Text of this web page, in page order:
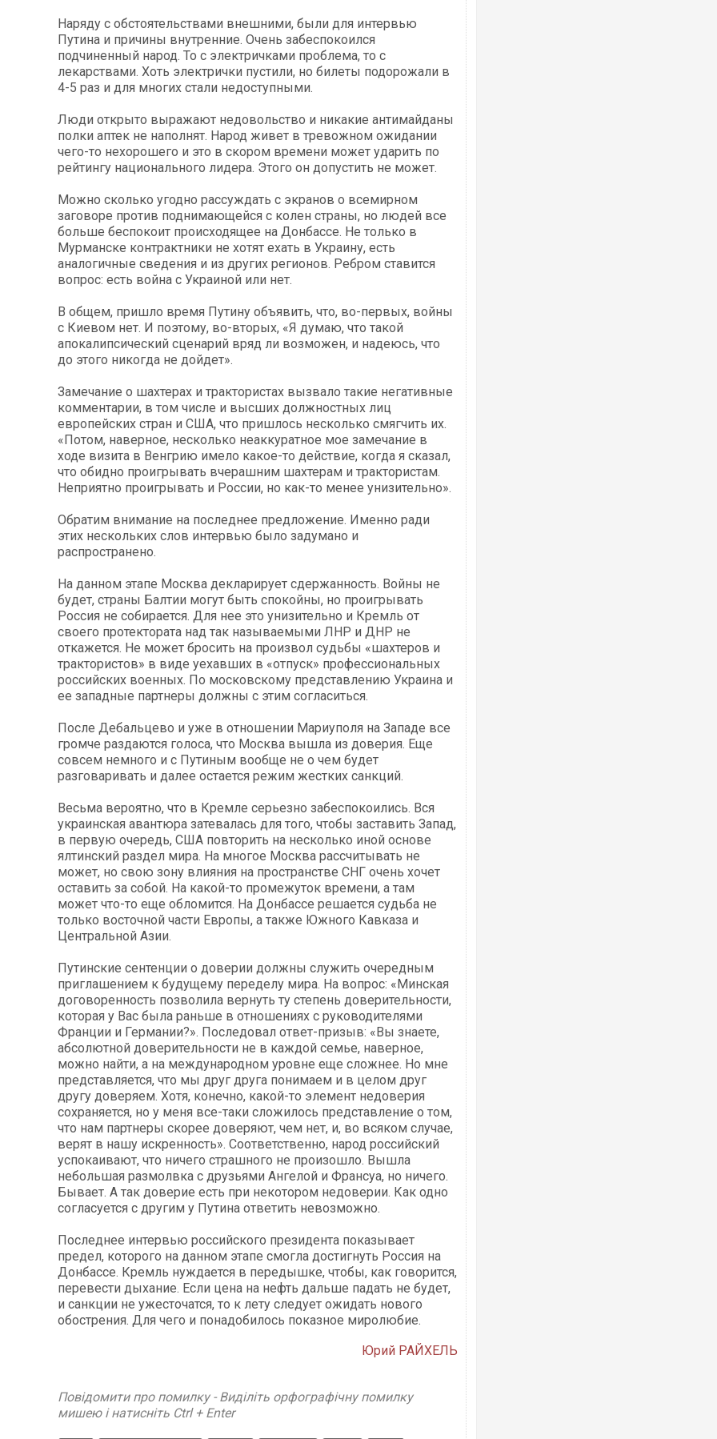
Наряду с обстоятельствами внешними, были для интервью
Путина и причины внутренние. Очень забеспокоился
подчиненный народ. То с электричками проблема, то с
лекарствами. Хоть электрички пустили, но билеты подорожали в
4-5 раз и для многих стали недоступными.
Люди открыто выражают недовольство и никакие антимайданы
полки аптек не наполнят. Народ живет в тревожном ожидании
чего-то нехорошего и это в скором времени может ударить по
рейтингу национального лидера. Этого он допустить не может.
Можно сколько угодно рассуждать с экранов о всемирном
заговоре против поднимающейся с колен страны, но людей все
больше беспокоит происходящее на Донбассе. Не только в
Мурманске контрактники не хотят ехать в Украину, есть
аналогичные сведения и из других регионов. Ребром ставится
вопрос: есть война с Украиной или нет.
В общем, пришло время Путину объявить, что, во-первых, войны
с Киевом нет. И поэтому, во-вторых, «Я думаю, что такой
апокалипсический сценарий вряд ли возможен, и надеюсь, что
до этого никогда не дойдет».
Замечание о шахтерах и трактористах вызвало такие негативные
комментарии, в том числе и высших должностных лиц
европейских стран и США, что пришлось несколько смягчить их.
«Потом, наверное, несколько неаккуратное мое замечание в
ходе визита в Венгрию имело какое-то действие, когда я сказал,
что обидно проигрывать вчерашним шахтерам и трактористам.
Неприятно проигрывать и России, но как-то менее унизительно».
Обратим внимание на последнее предложение. Именно ради
этих нескольких слов интервью было задумано и
распространено.
На данном этапе Москва декларирует сдержанность. Войны не
будет, страны Балтии могут быть спокойны, но проигрывать
Россия не собирается. Для нее это унизительно и Кремль от
своего протектората над так называемыми ЛНР и ДНР не
откажется. Не может бросить на произвол судьбы «шахтеров и
трактористов» в виде уехавших в «отпуск» профессиональных
российских военных. По московскому представлению Украина и
ее западные партнеры должны с этим согласиться.
После Дебальцево и уже в отношении Мариуполя на Западе все
громче раздаются голоса, что Москва вышла из доверия. Еще
совсем немного и с Путиным вообще не о чем будет
разговаривать и далее остается режим жестких санкций.
Весьма вероятно, что в Кремле серьезно забеспокоились. Вся
украинская авантюра затевалась для того, чтобы заставить Запад,
в первую очередь, США повторить на несколько иной основе
ялтинский раздел мира. На многое Москва рассчитывать не
может, но свою зону влияния на пространстве СНГ очень хочет
оставить за собой. На какой-то промежуток времени, а там
может что-то еще обломится. На Донбассе решается судьба не
только восточной части Европы, а также Южного Кавказа и
Центральной Азии.
Путинские сентенции о доверии должны служить очередным
приглашением к будущему переделу мира. На вопрос: «Минская
договоренность позволила вернуть ту степень доверительности,
которая у Вас была раньше в отношениях с руководителями
Франции и Германии?». Последовал ответ-призыв: «Вы знаете,
абсолютной доверительности не в каждой семье, наверное,
можно найти, а на международном уровне еще сложнее. Но мне
представляется, что мы друг друга понимаем и в целом друг
другу доверяем. Хотя, конечно, какой-то элемент недоверия
сохраняется, но у меня все-таки сложилось представление о том,
что нам партнеры скорее доверяют, чем нет, и, во всяком случае,
верят в нашу искренность». Соответственно, народ российский
успокаивают, что ничего страшного не произошло. Вышла
небольшая размолвка с друзьями Ангелой и Франсуа, но ничего.
Бывает. А так доверие есть при некотором недоверии. Как одно
согласуется с другим у Путина ответить невозможно.
Последнее интервью российского президента показывает
предел, которого на данном этапе смогла достигнуть Россия на
Донбассе. Кремль нуждается в передышке, чтобы, как говорится,
перевести дыхание. Если цена на нефть дальше падать не будет,
и санкции не ужесточатся, то к лету следует ожидать нового
обострения. Для чего и понадобилось показное миролюбие.
Юрий РАЙХЕЛЬ
Повідомити про помилку - Виділіть орфографічну помилку
мишею і натисніть Ctrl + Enter